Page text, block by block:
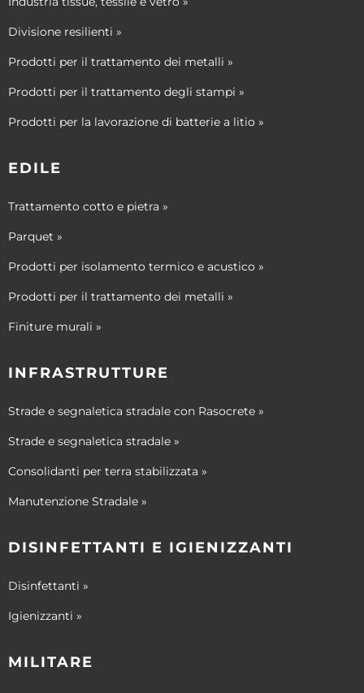
Divisione resilienti »
Prodotti per il trattamento dei metalli »
Prodotti per il trattamento degli stampi »
Prodotti per la lavorazione di batterie a litio »
EDILE
Trattamento cotto e pietra »
Parquet »
Prodotti per isolamento termico e acustico »
Prodotti per il trattamento dei metalli »
Finiture murali »
INFRASTRUTTURE
Strade e segnaletica stradale con Rasocrete »
Strade e segnaletica stradale »
Consolidanti per terra stabilizzata »
Manutenzione Stradale »
DISINFETTANTI E IGIENIZZANTI
Disinfettanti »
Igienizzanti »
MILITARE